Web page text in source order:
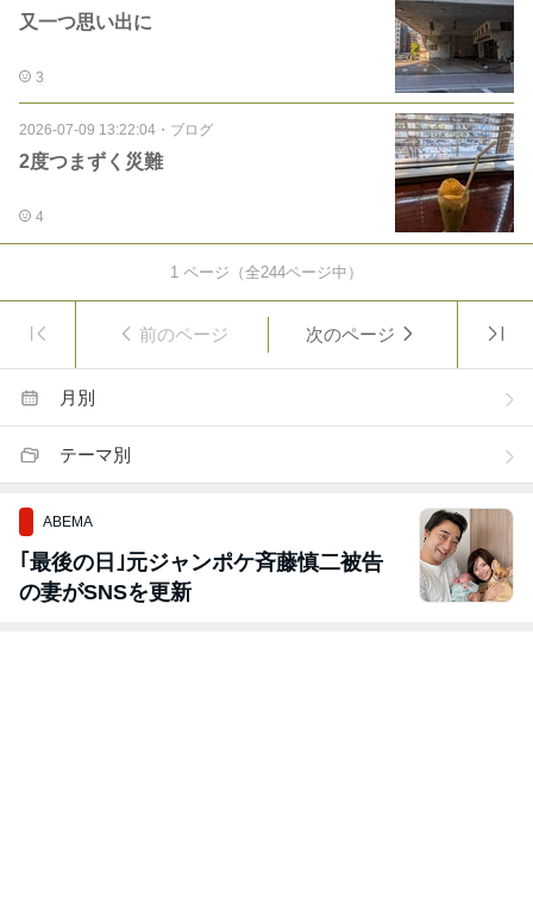
又一つ思い出に
3
2026-07-09 13:22:04 ・ ブログ
2度つまずく災難
4
1 ページ（全244ページ中）
前のページ 次のページ
月別
テーマ別
ABEMA
｢最後の日｣元ジャンポケ斉藤慎二被告
の妻がSNSを更新